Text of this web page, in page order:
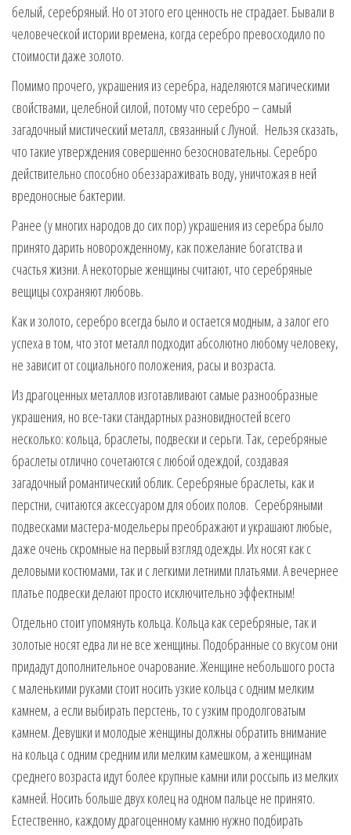
белый, серебряный. Но от этого его ценность не страдает. Бывали в
человеческой истории времена, когда серебро превосходило по
стоимости даже золото.
Помимо прочего, украшения из серебра, наделяются магическими
свойствами, целебной силой, потому что серебро – самый
загадочный мистический металл, связанный с Луной. Нельзя сказать,
что такие утверждения совершенно безосновательны. Серебро
действительно способно обеззараживать воду, уничтожая в ней
вредоносные бактерии.
Ранее (у многих народов до сих пор) украшения из серебра было
принято дарить новорожденному, как пожелание богатства и
счастья жизни. А некоторые женщины считают, что серебряные
вещицы сохраняют любовь.
Как и золото, серебро всегда было и остается модным, а залог его
успеха в том, что этот металл подходит абсолютно любому человеку,
не зависит от социального положения, расы и возраста.
Из драгоценных металлов изготавливают самые разнообразные
украшения, но все-таки стандартных разновидностей всего
несколько: кольца, браслеты, подвески и серьги. Так, серебряные
браслеты отлично сочетаются с любой одеждой, создавая
загадочный романтический облик. Серебряные браслеты, как и
перстни, считаются аксессуаром для обоих полов. Серебряными
подвесками мастера-модельеры преображают и украшают любые,
даже очень скромные на первый взгляд одежды. Их носят как с
деловыми костюмами, так и с легкими летними платьями. А вечернее
платье подвески делают просто исключительно эффектным!
Отдельно стоит упомянуть кольца. Кольца как серебряные, так и
золотые носят едва ли не все женщины. Подобранные со вкусом они
придадут дополнительное очарование. Женщине небольшого роста
с маленькими руками стоит носить узкие кольца с одним мелким
камнем, а если выбирать перстень, то с узким продолговатым
камнем. Девушки и молодые женщины должны обратить внимание
на кольца с одним средним или мелким камешком, а женщинам
среднего возраста идут более крупные камни или россыпь из мелких
камней. Носить больше двух колец на одном пальце не принято.
Естественно, каждому драгоценному камню нужно подбирать